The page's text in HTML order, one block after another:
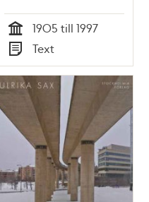
Tid
1905 till 1997
Typ
Text